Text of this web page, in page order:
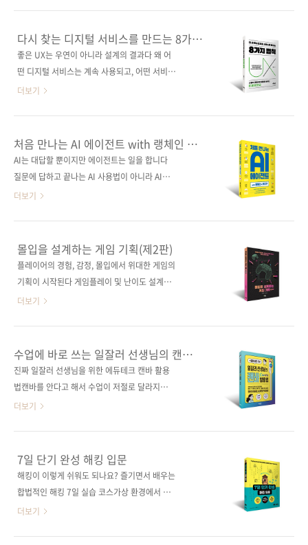
로 신경망의 학습 원리와 알고리즘의 진화 과정
에 숨겨진 ‘흔들리지 않는 기초’를, 일반인에게는
AI 시대를 항해하기 위한 ‘지적 나침반’을 제공한
다. 마법처럼 보이던 기술이 명확한 과학..
적인 원인과 해결 방법을 짚는다. 속성 결과보다
판단력과 기본에 집중하며 이력서 작성부터 면
접, 이직과 퇴사에 이르는 커리어 관리의 전 과정
고, 무엇을 선택하고 어떻게 가치를 전달할지 스
스로 판단하는 힘을 길러 주는 실전 가이드가 될
[도서11번가] [알라딘] [예스이십사] [쿠팡] 출판
사 제이펍도서명 AI를 이기는 개발자 커리어 관
리 가이드부 제 이력서, 코딩..
다시 찾는 디지털 서비스를 만드는 8가지
법칙
좋은 UX는 우연이 아니라 설계의 결과다 왜 어
떤 디지털 서비스는 계속 사용되고, 어떤 서비스
는 금세 잊힐까? 그 차이는 단순한 기능이 아니
지털 서비스에 공통적으로 적용되는 8가지 UX
법칙을 중심으로, 사용자의 첫인상부터 행동을
유도하는 인터페이스 구조, 재방문을 이끄는 경
설명한다. 넷플릭스, 유튜브, 쿠팡, 배달의민족
등 다양한 디지털 플랫폼 사례를 통해 사용자 행
율과 재방문율을 높이고 싶은 실무자들에게 바
로 적용할 수 있는 UX 설계 기준을 제공한다. 도
서 구매 사이트(가나다순) [교보문고] [도서11번
가] ..
더보기
처음 만나는 AI 에이전트 with 랭체인 &
MCP
AI는 대답할 뿐이지만 에이전트는 일을 합니다
질문에 답하고 끝나는 AI 사용법이 아니라 AI에
일을 맡기고 하나의 흐름을 만드는 방법을 다루
스템까지 단계별로 직접 만들면서 왜 이런 구조
가 필요한지 쉽게 이해할 수 있도록 구성했다. 프
로젝트를 완성해가는 과정을 통해 흐름과 구조
람 대신 일을 맡길 수 있는 AI 에이전트 시스템이
완성되어 있을 것이다. 도서 구매 사이트(가나다
사] [쿠팡] 전자책 구매 사이트(가나다순) [교보
문고] [구글북스] [리디북스] [알라딘] [예스이십
사] 출판..
더보기
몰입을 설계하는 게임 기획(제2판)
플레이어의 경험, 감정, 몰입에서 위대한 게임의
기획이 시작된다 게임플레이 및 난이도 설계부
터 인간의 감정을 활용한 행동 설계, 플레이어 몰
조하는 가장 근본적인 아이디어와 설계 방법론
을 탐구한다. 글로벌에서 활약 중인 중국 게임들
의 성장 곡선, 수익 모델, 과금 설계 등 수치와 사
다. 겉만 번지르르한 문서 쓰는 방법 대신, 인간
감정과 심리에 대한 체계적이고 과학적인 접근
준다. 도서 구매 사이트(가나다순) [교보문고]
[도서11번가] [알라딘] [예스이십사] [쿠팡] 전자
책 구매 사이트(가나다순) [교보문..
더보기
수업에 바로 쓰는 일잘러 선생님의 캔바
Canva 활용법
진짜 일잘러 선생님을 위한 에듀테크 캔바 활용
법캔바를 안다고 해서 수업이 저절로 달라지지
는 않는다. 하지만 이 책은 다르다. 캔바라는 도
책은 캔바를 이용해 우리반만의 디지털 수업 환
경을 세팅하고, 꼭 필요한 행정 자료 제작부터 프
로젝트 수업 설계, 반짝이는 행사 자료를 만드는
선 교사에게는 친절한 안내서가 되고, 수업 혁신
을 고민하는 교사에게는 든든한 치트키가 되어
더보기
7일 단기 완성 해킹 입문
해킹이 이렇게 쉬워도 되나요? 즐기면서 배우는
합법적인 해킹 7일 실습 코스가상 환경에서 실제
로 사이버 공격을 체험해보는 학습 스타일로 해
더보기